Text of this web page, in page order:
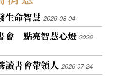
生命智慧2026-08-04
會 點亮智慧心燈2026-
讀書會帶領人2026-07-24